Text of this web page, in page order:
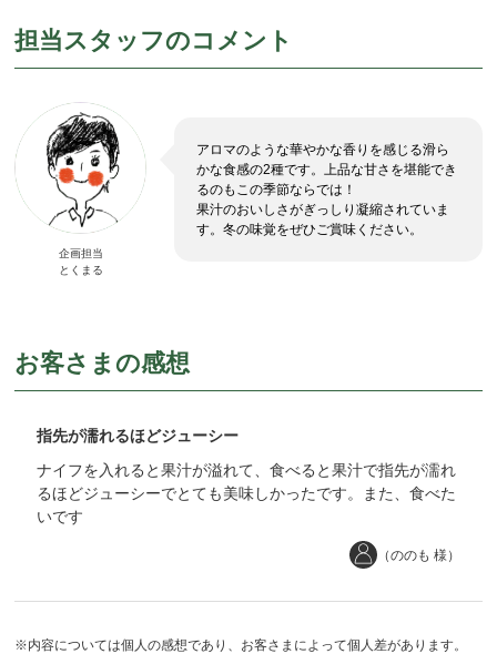
担当スタッフのコメント
企画担当
とくまる
アロマのような華やかな香りを感じる滑ら
かな食感の2種です。上品な甘さを堪能でき
るのもこの季節ならでは！
果汁のおいしさがぎっしり凝縮されていま
す。冬の味覚をぜひご賞味ください。
お客さまの感想
指先が濡れるほどジューシー
ナイフを入れると果汁が溢れて、食べると果汁で指先が濡れ
るほどジューシーでとても美味しかったです。また、食べた
いです
（ののも 様）
※内容については個人の感想であり、お客さまによって個人差があります。